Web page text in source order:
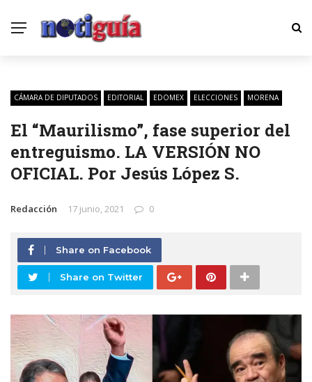
CÁMARA DE DIPUTADOS EDITORIAL EDOMEX ELECCIONES MORENA
El “Maurilismo”, fase superior del
entreguismo. LA VERSIÓN NO
OFICIAL. Por Jesús López S.
Redacción 17 junio, 2021 0
Share on Facebook
Share on Twitter